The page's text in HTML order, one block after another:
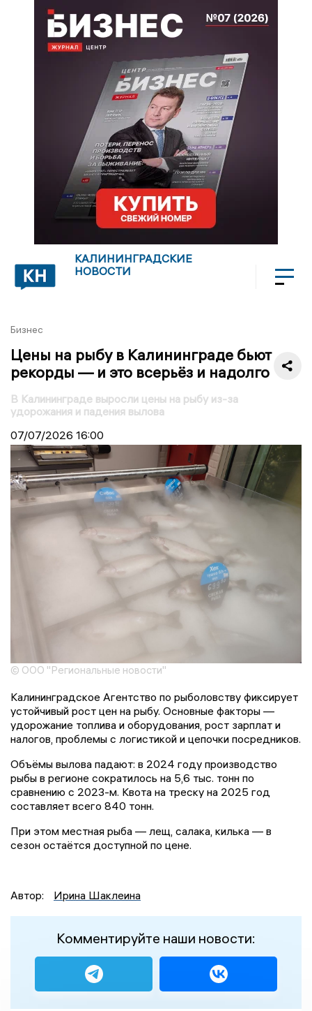
КАЛИНИНГРАДСКИЕ
НОВОСТИ
Бизнес
Цены на рыбу в Калининграде бьют
рекорды — и это всерьёз и надолго
В Калининграде выросли цены на рыбу из-за
удорожания и падения вылова
07/07/2026 16:00
© ООО "Региональные новости"
Калининградское Агентство по рыболовству фиксирует
устойчивый рост цен на рыбу. Основные факторы —
удорожание топлива и оборудования, рост зарплат и
налогов, проблемы с логистикой и цепочки посредников.
Объёмы вылова падают: в 2024 году производство
рыбы в регионе сократилось на 5,6 тыс. тонн по
сравнению с 2023-м. Квота на треску на 2025 год
составляет всего 840 тонн.
При этом местная рыба — лещ, салака, килька — в
сезон остаётся доступной по цене.
Автор: Ирина Шаклеина
Комментируйте наши новости: